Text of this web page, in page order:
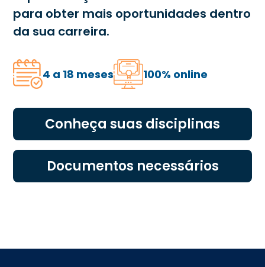
para obter mais oportunidades dentro
da sua carreira.
4 a 18 meses 100% online
Conheça suas disciplinas
Documentos necessários